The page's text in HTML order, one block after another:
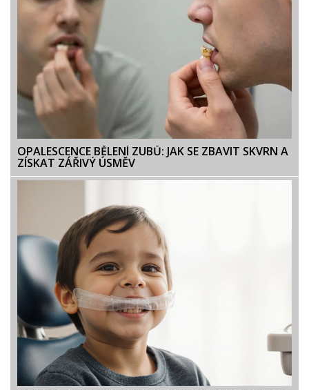
OPALESCENCE BĚLENÍ ZUBŮ: JAK SE ZBAVIT SKVRN A
ZÍSKAT ZÁŘIVÝ ÚSMĚV